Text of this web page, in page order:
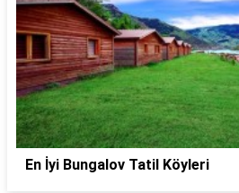
En İyi Bungalov Tatil Köyleri